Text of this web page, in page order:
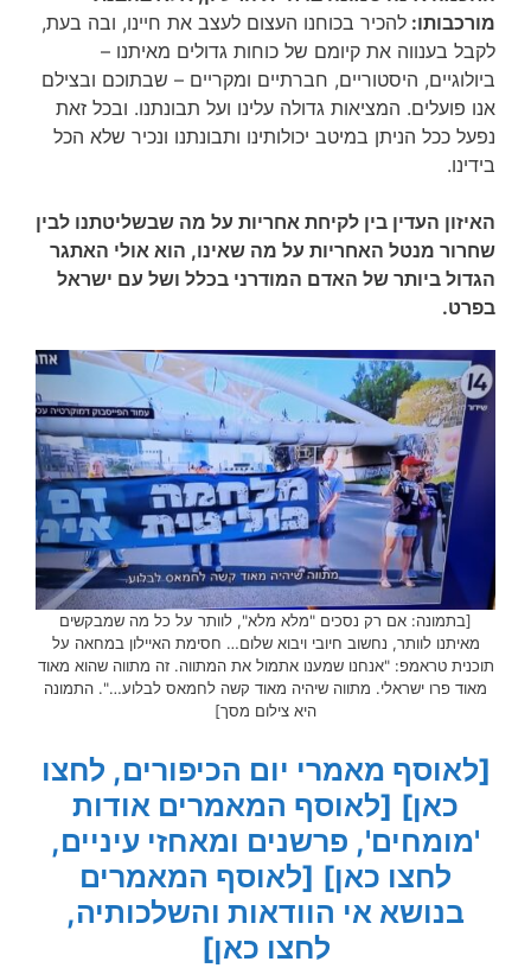
מורכבותו: להכיר בכוחנו העצום לעצב את חיינו, ובה בעת,
לקבל בענווה את קיומם של כוחות גדולים מאיתנו –
ביולוגיים, היסטוריים, חברתיים ומקריים – שבתוכם ובצילם
אנו פועלים. המציאות גדולה עלינו ועל תבונתנו. ובכל זאת
נפעל ככל הניתן במיטב יכולותינו ותבונתנו ונכיר שלא הכל
בידינו.
האיזון העדין בין לקיחת אחריות על מה שבשליטתנו לבין
שחרור מנטל האחריות על מה שאינו, הוא אולי האתגר
הגדול ביותר של האדם המודרני בכלל ושל עם ישראל
בפרט.
[בתמונה: אם רק נסכים "מלא מלא", לוותר על כל מה שמבקשים
מאיתנו לוותר, נחשוב חיובי ויבוא שלום… חסימת האיילון במחאה על
תוכנית טראמפ: "אנחנו שמענו אתמול את המתווה. זה מתווה שהוא מאוד
מאוד פרו ישראלי. מתווה שיהיה מאוד קשה לחמאס לבלוע…". התמונה
היא צילום מסך]
[לאוסף מאמרי יום הכיפורים, לחצו
כאן] [לאוסף המאמרים אודות
'מומחים', פרשנים ומאחזי עיניים,
לחצו כאן] [לאוסף המאמרים
בנושא אי הוודאות והשלכותיה,
לחצו כאן]